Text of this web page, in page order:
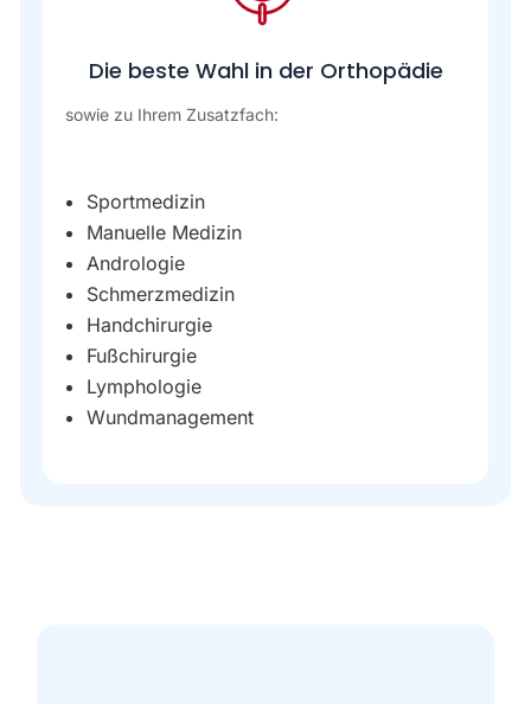
Die beste Wahl in der Orthopädie
sowie zu Ihrem Zusatzfach:
Sportmedizin
Manuelle Medizin
Andrologie
Schmerzmedizin
Handchirurgie
Fußchirurgie
Lymphologie
Wundmanagement